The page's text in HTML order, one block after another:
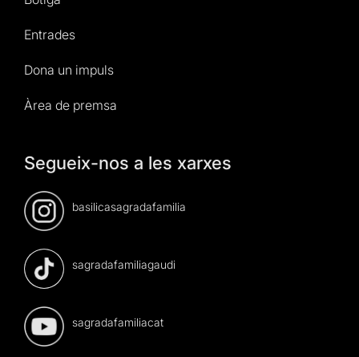
Entrades
Dona un impuls
Àrea de premsa
Segueix-nos a les xarxes
basilicasagradafamilia
sagradafamiliagaudi
sagradafamiliacat